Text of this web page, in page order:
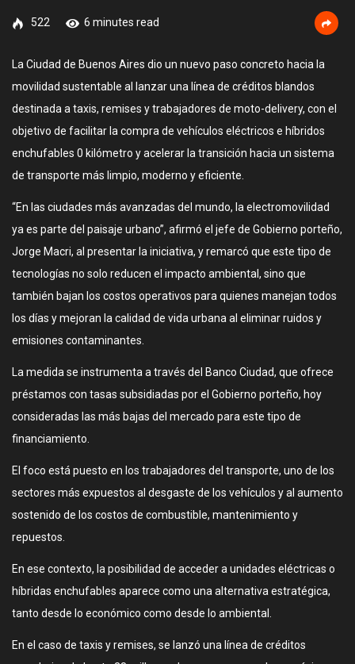
522 6 minutes read
La Ciudad de Buenos Aires dio un nuevo paso concreto hacia la
movilidad sustentable al lanzar una línea de créditos blandos
destinada a taxis, remises y trabajadores de moto-delivery, con el
objetivo de facilitar la compra de vehículos eléctricos e híbridos
enchufables 0 kilómetro y acelerar la transición hacia un sistema
de transporte más limpio, moderno y eficiente.
“En las ciudades más avanzadas del mundo, la electromovilidad
ya es parte del paisaje urbano”, afirmó el jefe de Gobierno porteño,
Jorge Macri, al presentar la iniciativa, y remarcó que este tipo de
tecnologías no solo reducen el impacto ambiental, sino que
también bajan los costos operativos para quienes manejan todos
los días y mejoran la calidad de vida urbana al eliminar ruidos y
emisiones contaminantes.
La medida se instrumenta a través del Banco Ciudad, que ofrece
préstamos con tasas subsidiadas por el Gobierno porteño, hoy
consideradas las más bajas del mercado para este tipo de
financiamiento.
El foco está puesto en los trabajadores del transporte, uno de los
sectores más expuestos al desgaste de los vehículos y al aumento
sostenido de los costos de combustible, mantenimiento y
repuestos.
En ese contexto, la posibilidad de acceder a unidades eléctricas o
híbridas enchufables aparece como una alternativa estratégica,
tanto desde lo económico como desde lo ambiental.
En el caso de taxis y remises, se lanzó una línea de créditos